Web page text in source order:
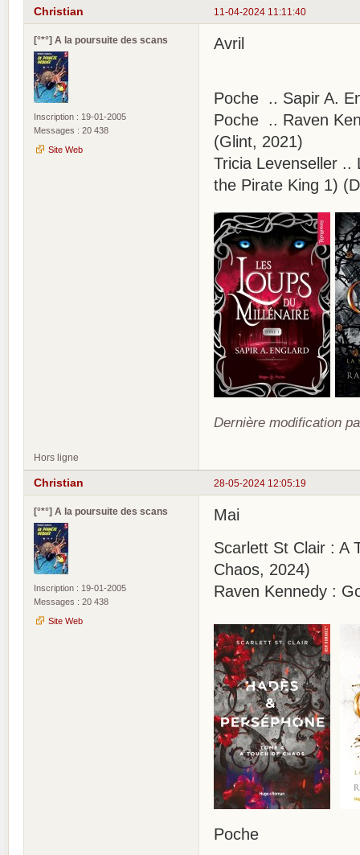
11-04-2024 11:11:40
Christian
[°*°] A la poursuite des scans
Inscription : 19-01-2005
Messages : 20 438
Site Web
Avril
Poche .. Sapir A.
Poche .. Raven
(Glint, 2021)
Tricia Levenseller ..
the Pirate King 1)
Dernière modification
Hors ligne
28-05-2024 12:05:19
Christian
[°*°] A la poursuite des scans
Inscription : 19-01-2005
Messages : 20 438
Site Web
Mai
Scarlett St Clair : A
Chaos, 2024)
Raven Kennedy :
Poche